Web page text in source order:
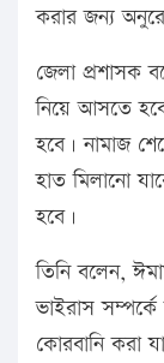
করার জন্য
জেলা প্রশাসক
নিয়ে আসতে
হবে। নামাজ
হাত মিলানো
হবে।
তিনি বলেন,
ভাইরাস
কোরবানি করা